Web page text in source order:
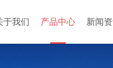
于我们 产品中心 新闻